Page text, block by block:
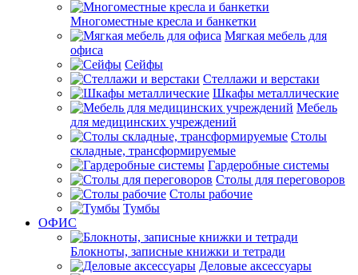
Многоместные кресла и банкетки
Мягкая мебель для
офиса
Сейфы
Стеллажи и верстаки
Шкафы металлические
Мебель
для медицинских учреждений
Столы
складные, трансформируемые
Гардеробные системы
Столы для переговоров
Столы рабочие
Тумбы
ОФИС
Блокноты, записные книжки и тетради
Деловые аксессуары